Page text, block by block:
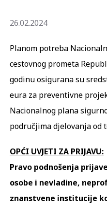
26.02.2024
Planom potreba
cestovnog prometa
godinu osigurana su
eura za preventivne
Nacionalnog plana
područjima djelovanja od
OPĆI UVJETI ZA PRIJAVU:
Pravo podnošenja
osobe i nevladine,
znanstvene institucije